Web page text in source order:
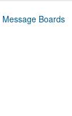
Message Boards